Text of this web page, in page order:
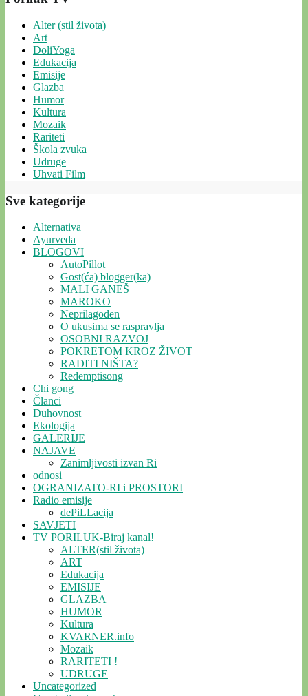
Alter (stil života)
Art
DoliYoga
Edukacija
Emisije
Glazba
Humor
Kultura
Mozaik
Rariteti
Škola zvuka
Udruge
Uhvati Film
Sve kategorije
Alternativa
Ayurveda
BLOGOVI
AutoPillot
Gost(ća) blogger(ka)
MALI GANEŠ
MAROKO
Neprilagođen
O ukusima se raspravlja
OSOBNI RAZVOJ
POKRETOM KROZ ŽIVOT
RADITI NIŠTA?
Redemptisong
Chi gong
Članci
Duhovnost
Ekologija
GALERIJE
NAJAVE
Zanimljivosti izvan Ri
odnosi
OGRANIZATO-RI i PROSTORI
Radio emisije
dePiLLacija
SAVJETI
TV PORILUK-Biraj kanal!
ALTER(stil života)
ART
Edukacija
EMISIJE
GLAZBA
HUMOR
Kultura
KVARNER.info
Mozaik
RARITETI !
UDRUGE
Uncategorized